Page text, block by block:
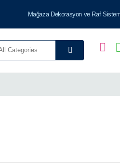
Mağaza Dekorasyon ve Raf